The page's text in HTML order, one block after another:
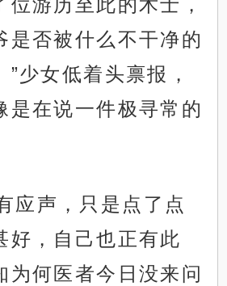
位游历至此的术士，
是否被什么不干净的
少女低着头禀报，
是在说一件极寻常的
应声，只是点了点
好，自己也正有此
为何医者今日没来问